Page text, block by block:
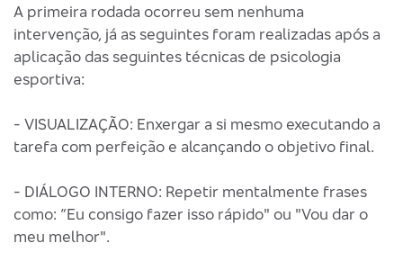
A primeira rodada ocorreu sem nenhuma
intervenção, já as seguintes foram realizadas após a
aplicação das seguintes técnicas de psicologia
esportiva:
- VISUALIZAÇÃO: Enxergar a si mesmo executando a
tarefa com perfeição e alcançando o objetivo final.
- DIÁLOGO INTERNO: Repetir mentalmente frases
como: “Eu consigo fazer isso rápido" ou "Vou dar o
meu melhor".